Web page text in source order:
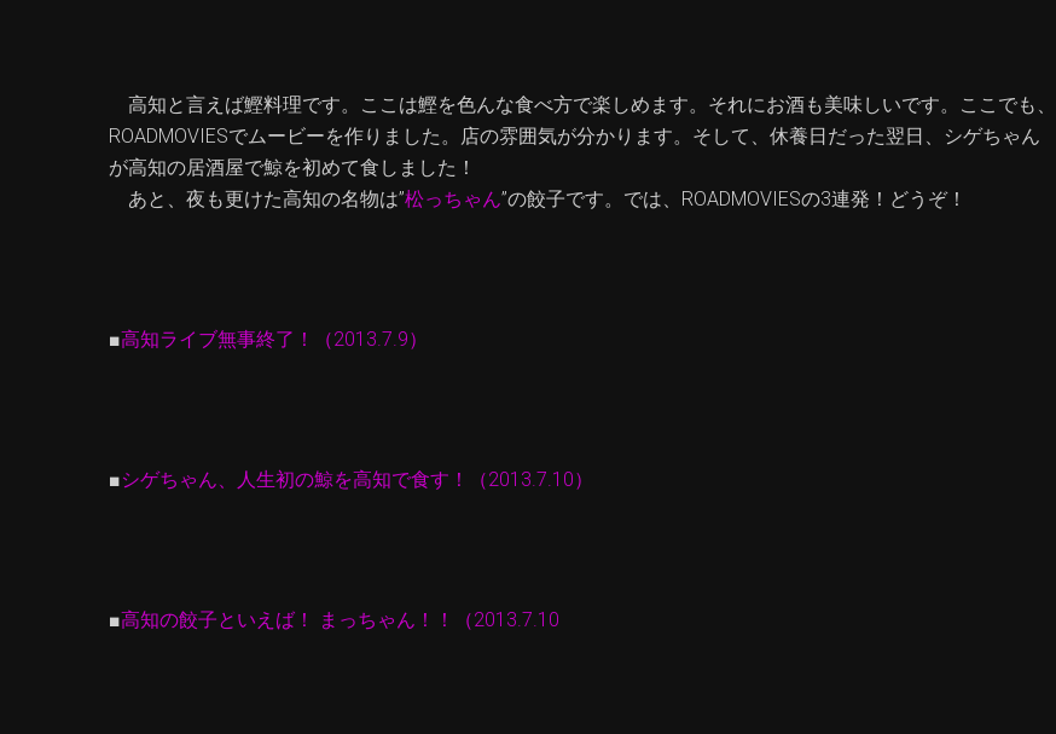
高知と言えば鰹料理です。ここは鰹を色んな食べ方で楽しめます。それにお酒も美味しいです。ここでも、
ROADMOVIESでムービーを作りました。店の雰囲気が分かります。そして、休養日だった翌日、シゲちゃん
が高知の居酒屋で鯨を初めて食しました！
あと、夜も更けた高知の名物は”松っちゃん”の餃子です。では、ROADMOVIESの3連発！どうぞ！
■高知ライブ無事終了！（2013.7.9）
■シゲちゃん、人生初の鯨を高知で食す！（2013.7.10）
■高知の餃子といえば！ まっちゃん！！（2013.7.10